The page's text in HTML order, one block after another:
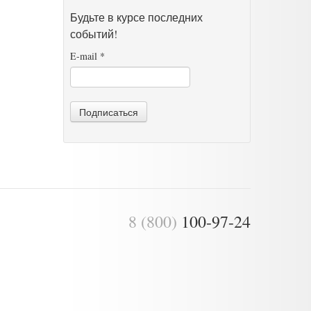
Будьте в курсе последних
событий!
E-mail *
Подписаться
8 (800) 100-97-24